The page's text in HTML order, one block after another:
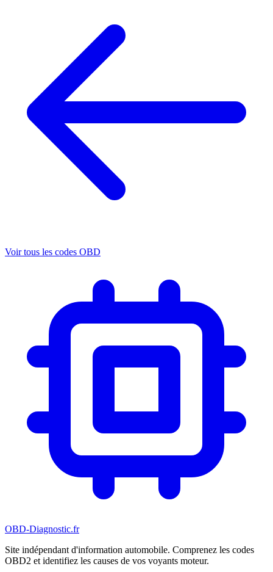
Voir tous les codes OBD
OBD-Diagnostic.fr
Site indépendant d'information automobile. Comprenez les codes
OBD2 et identifiez les causes de vos voyants moteur.